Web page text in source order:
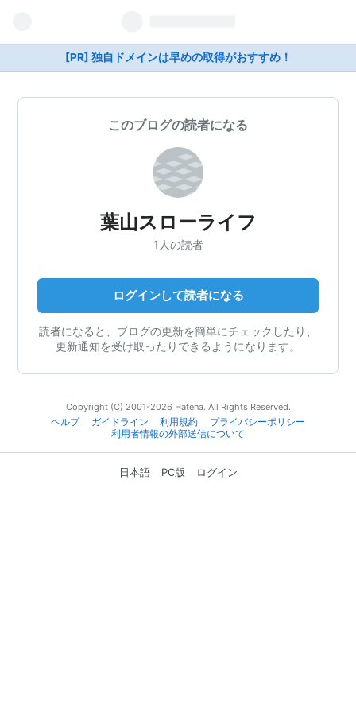
[PR] 独自ドメインは早めの取得がおすすめ！
このブログの読者になる
葉山スローライフ
1人の読者
ログインして読者になる
読者になると、ブログの更新を簡単にチェックしたり、
更新通知を受け取ったりできるようになります。
Copyright (C) 2001-2026 Hatena. All Rights Reserved.
ヘルプ
ガイドライン 利用規約
プライバシーポリシー
利用者情報の外部送信について
日本語 PC版 ログイン